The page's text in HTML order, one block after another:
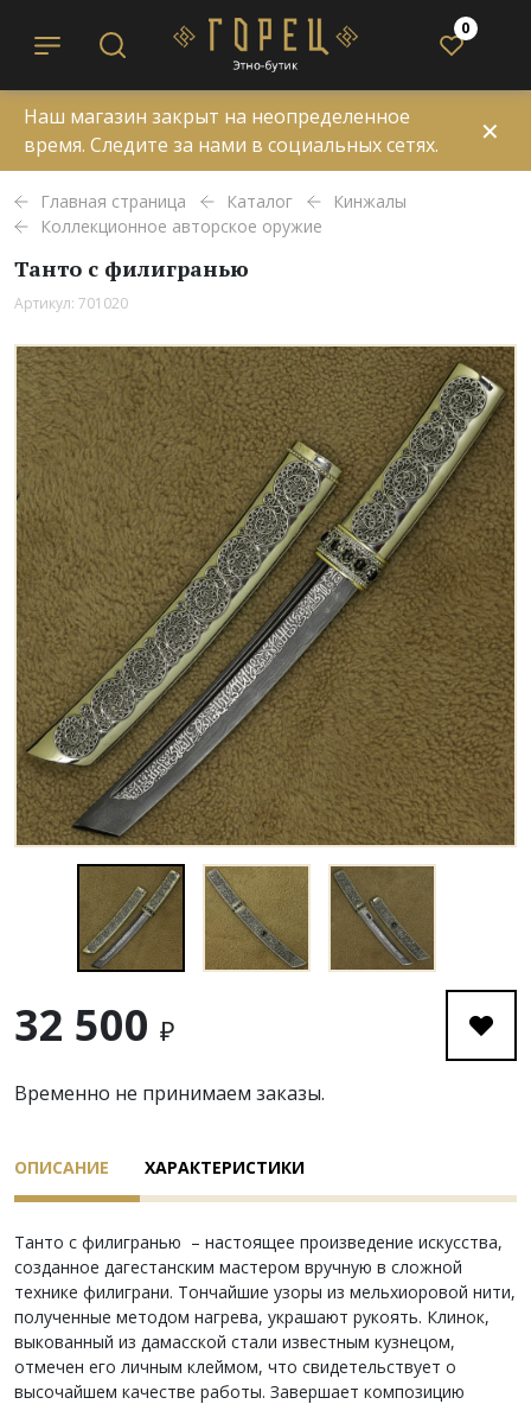
0
Наш магазин закрыт на неопределенное
время. Следите за нами в социальных сетях.
✕
Главная страница Каталог
Кинжалы
Коллекционное авторское оружие
Танто с филигранью
Артикул: 701020
32 500 ₽
Временно не принимаем заказы.
ОПИСАНИЕ ХАРАКТЕРИСТИКИ
Танто с филигранью – настоящее произведение искусства,
созданное дагестанским мастером вручную в сложной
технике филиграни. Тончайшие узоры из мельхиоровой нити,
полученные методом нагрева, украшают рукоять. Клинок,
выкованный из дамасской стали известным кузнецом,
отмечен его личным клеймом, что свидетельствует о
высочайшем качестве работы. Завершает композицию